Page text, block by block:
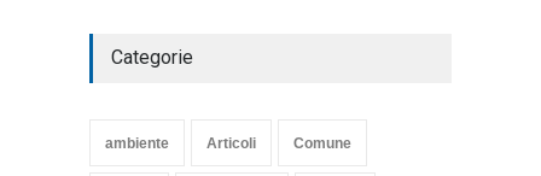
TARQUINIA
Categorie
ambiente Articoli Comune